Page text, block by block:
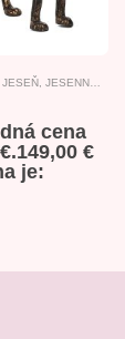
JESEŇ,JESENNÉ DEKORÁCIE
cena
149,00€
je: